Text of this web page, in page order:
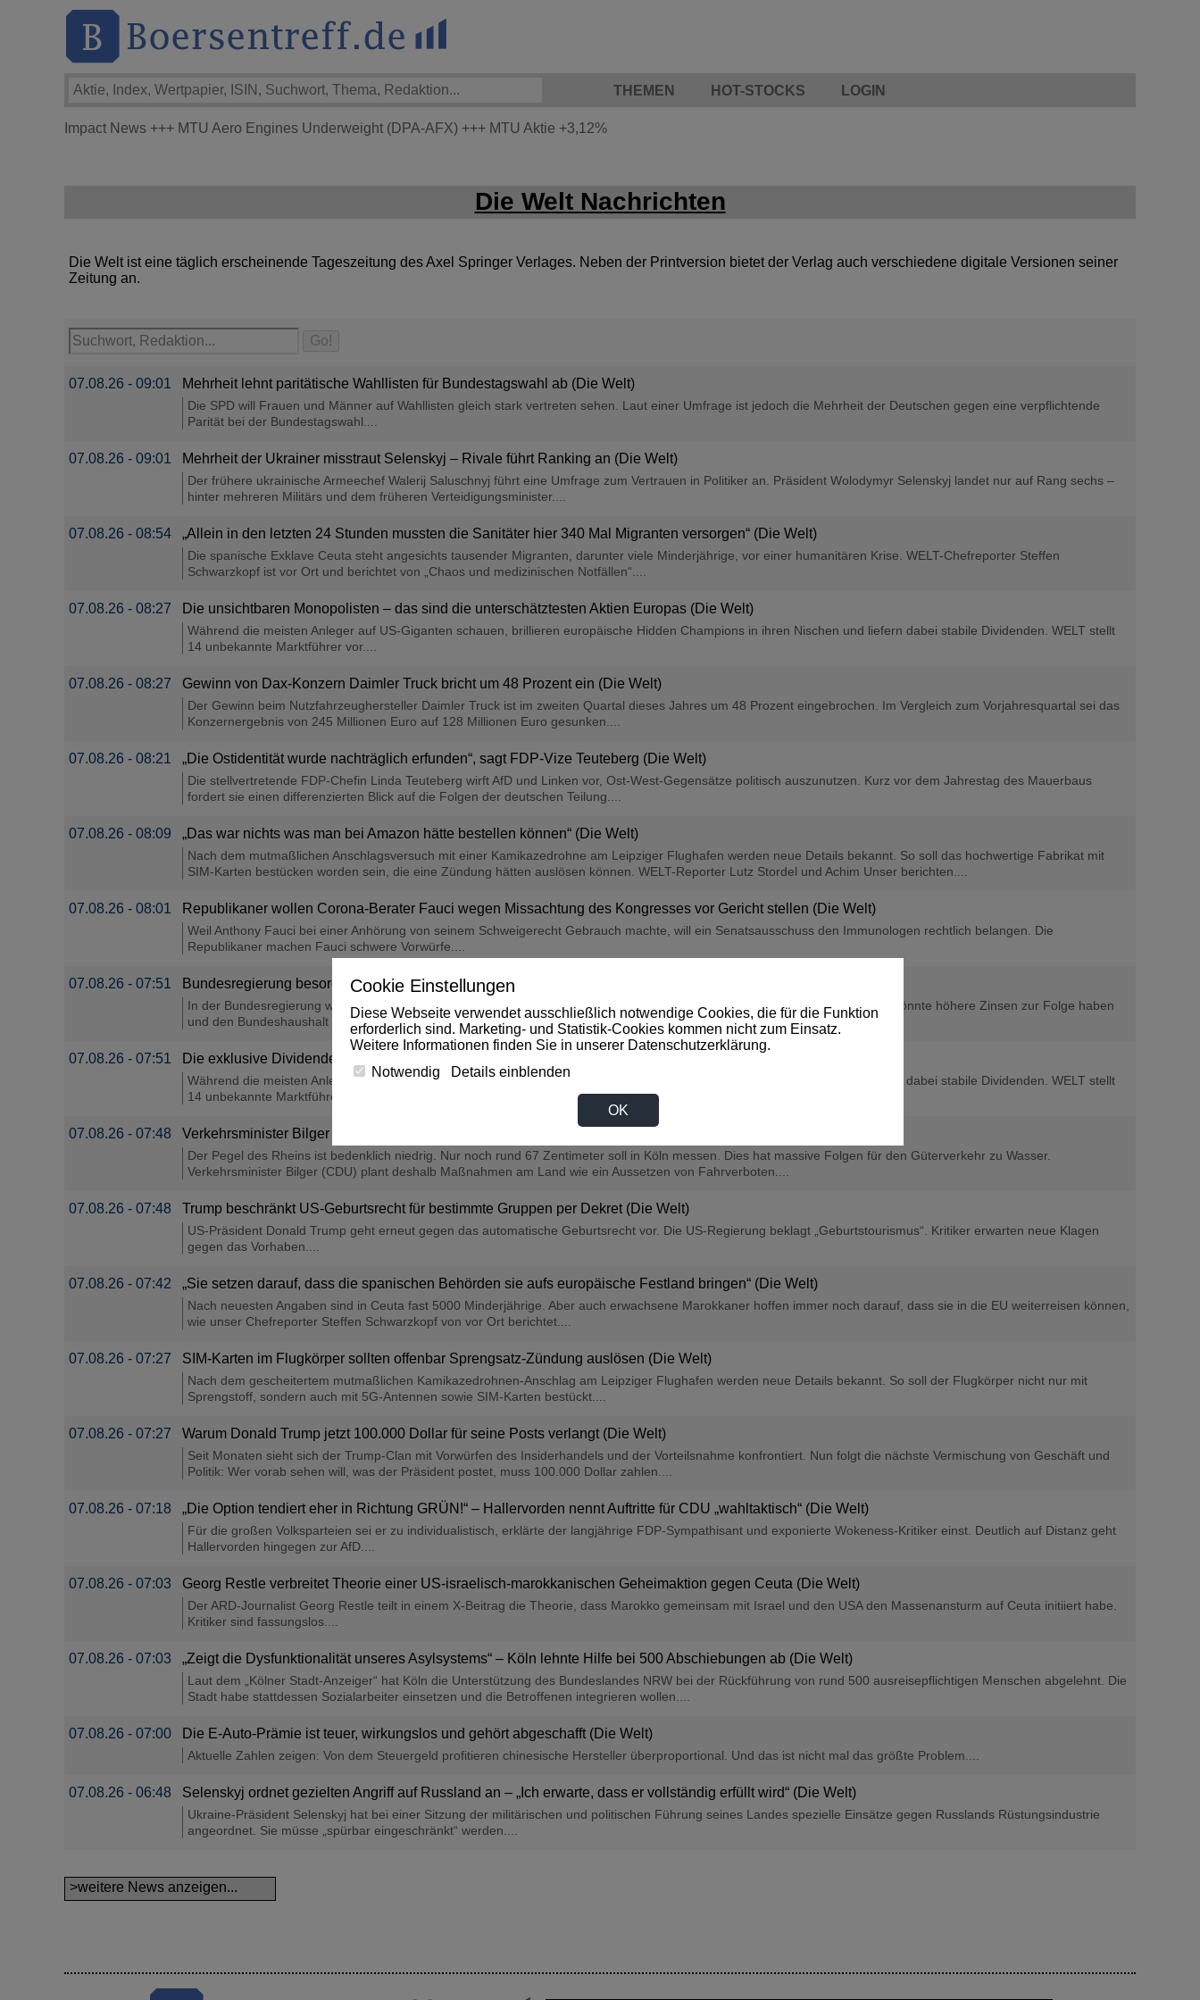
Cookie Einstellungen
Diese Webseite verwendet ausschließlich notwendige Cookies, die für die Funktion
erforderlich sind. Marketing- und Statistik-Cookies kommen nicht zum Einsatz.
Weitere Informationen finden Sie in unserer Datenschutzerklärung.
Notwendig
Details einblenden
OK
THEMEN HOT-STOCKS LOGIN
Impact News +++ MTU Aero Engines Underweight (DPA-AFX) +++ MTU Aktie +3,12%
Die Welt Nachrichten
Die Welt ist eine täglich erscheinende Tageszeitung des Axel Springer Verlages. Neben der Printversion bietet der Verlag auch verschiedene digitale Versionen seiner
Zeitung an.
07.08.26 - 09:01 Mehrheit lehnt paritätische Wahllisten für Bundestagswahl ab (Die Welt)
Die SPD will Frauen und Männer auf Wahllisten gleich stark vertreten sehen. Laut einer Umfrage ist jedoch die Mehrheit der Deutschen gegen eine verpflichtende
Parität bei der Bundestagswahl....
07.08.26 - 09:01 Mehrheit der Ukrainer misstraut Selenskyj – Rivale führt Ranking an (Die Welt)
Der frühere ukrainische Armeechef Walerij Saluschnyj führt eine Umfrage zum Vertrauen in Politiker an. Präsident Wolodymyr Selenskyj landet nur auf Rang sechs –
hinter mehreren Militärs und dem früheren Verteidigungsminister....
07.08.26 - 08:54 „Allein in den letzten 24 Stunden mussten die Sanitäter hier 340 Mal Migranten versorgen“ (Die Welt)
Die spanische Exklave Ceuta steht angesichts tausender Migranten, darunter viele Minderjährige, vor einer humanitären Krise. WELT-Chefreporter Steffen
Schwarzkopf ist vor Ort und berichtet von „Chaos und medizinischen Notfällen“....
07.08.26 - 08:27 Die unsichtbaren Monopolisten – das sind die unterschätztesten Aktien Europas (Die Welt)
Während die meisten Anleger auf US-Giganten schauen, brillieren europäische Hidden Champions in ihren Nischen und liefern dabei stabile Dividenden. WELT stellt
14 unbekannte Marktführer vor....
07.08.26 - 08:27 Gewinn von Dax-Konzern Daimler Truck bricht um 48 Prozent ein (Die Welt)
Der Gewinn beim Nutzfahrzeughersteller Daimler Truck ist im zweiten Quartal dieses Jahres um 48 Prozent eingebrochen. Im Vergleich zum Vorjahresquartal sei das
Konzernergebnis von 245 Millionen Euro auf 128 Millionen Euro gesunken....
07.08.26 - 08:21 „Die Ostidentität wurde nachträglich erfunden“, sagt FDP-Vize Teuteberg (Die Welt)
Die stellvertretende FDP-Chefin Linda Teuteberg wirft AfD und Linken vor, Ost-West-Gegensätze politisch auszunutzen. Kurz vor dem Jahrestag des Mauerbaus
fordert sie einen differenzierten Blick auf die Folgen der deutschen Teilung....
07.08.26 - 08:09 „Das war nichts was man bei Amazon hätte bestellen können“ (Die Welt)
Nach dem mutmaßlichen Anschlagsversuch mit einer Kamikazedrohne am Leipziger Flughafen werden neue Details bekannt. So soll das hochwertige Fabrikat mit
SIM-Karten bestücken worden sein, die eine Zündung hätten auslösen können. WELT-Reporter Lutz Stordel und Achim Unser berichten....
07.08.26 - 08:01 Republikaner wollen Corona-Berater Fauci wegen Missachtung des Kongresses vor Gericht stellen (Die Welt)
Weil Anthony Fauci bei einer Anhörung von seinem Schweigerecht Gebrauch machte, will ein Senatsausschuss den Immunologen rechtlich belangen. Die
Republikaner machen Fauci schwere Vorwürfe....
07.08.26 - 07:51 Bundesregierung besorgt über Deutschlands Kreditwürdigkeit (Die Welt)
In der Bundesregierung wächst laut „Handelsblatt“ die Sorge um Deutschlands Kreditwürdigkeit. Eine schlechtere Bewertung könnte höhere Zinsen zur Folge haben
und den Bundeshaushalt jährlich mit Milliarden belasten....
07.08.26 - 07:51 Die exklusive Dividenden-Liste – diese 14 Aktien sind heimliche Superstars (Die Welt)
Während die meisten Anleger auf US-Giganten schauen, brillieren europäische Hidden Champions in ihren Nischen und liefern dabei stabile Dividenden. WELT stellt
14 unbekannte Marktführer vor....
07.08.26 - 07:48 Verkehrsminister Bilger plant Hilfe-Maßnahmen (Die Welt)
Der Pegel des Rheins ist bedenklich niedrig. Nur noch rund 67 Zentimeter soll in Köln messen. Dies hat massive Folgen für den Güterverkehr zu Wasser.
Verkehrsminister Bilger (CDU) plant deshalb Maßnahmen am Land wie ein Aussetzen von Fahrverboten....
07.08.26 - 07:48 Trump beschränkt US-Geburtsrecht für bestimmte Gruppen per Dekret (Die Welt)
US-Präsident Donald Trump geht erneut gegen das automatische Geburtsrecht vor. Die US-Regierung beklagt „Geburtstourismus“. Kritiker erwarten neue Klagen
gegen das Vorhaben....
07.08.26 - 07:42 „Sie setzen darauf, dass die spanischen Behörden sie aufs europäische Festland bringen“ (Die Welt)
Nach neuesten Angaben sind in Ceuta fast 5000 Minderjährige. Aber auch erwachsene Marokkaner hoffen immer noch darauf, dass sie in die EU weiterreisen können,
wie unser Chefreporter Steffen Schwarzkopf von vor Ort berichtet....
07.08.26 - 07:27 SIM-Karten im Flugkörper sollten offenbar Sprengsatz-Zündung auslösen (Die Welt)
Nach dem gescheitertem mutmaßlichen Kamikazedrohnen-Anschlag am Leipziger Flughafen werden neue Details bekannt. So soll der Flugkörper nicht nur mit
Sprengstoff, sondern auch mit 5G-Antennen sowie SIM-Karten bestückt....
07.08.26 - 07:27 Warum Donald Trump jetzt 100.000 Dollar für seine Posts verlangt (Die Welt)
Seit Monaten sieht sich der Trump-Clan mit Vorwürfen des Insiderhandels und der Vorteilsnahme konfrontiert. Nun folgt die nächste Vermischung von Geschäft und
Politik: Wer vorab sehen will, was der Präsident postet, muss 100.000 Dollar zahlen....
07.08.26 - 07:18 „Die Option tendiert eher in Richtung GRÜN!“ – Hallervorden nennt Auftritte für CDU „wahltaktisch“ (Die Welt)
Für die großen Volksparteien sei er zu individualistisch, erklärte der langjährige FDP-Sympathisant und exponierte Wokeness-Kritiker einst. Deutlich auf Distanz geht
Hallervorden hingegen zur AfD....
07.08.26 - 07:03 Georg Restle verbreitet Theorie einer US-israelisch-marokkanischen Geheimaktion gegen Ceuta (Die Welt)
Der ARD-Journalist Georg Restle teilt in einem X-Beitrag die Theorie, dass Marokko gemeinsam mit Israel und den USA den Massenansturm auf Ceuta initiiert habe.
Kritiker sind fassungslos....
07.08.26 - 07:03 „Zeigt die Dysfunktionalität unseres Asylsystems“ – Köln lehnte Hilfe bei 500 Abschiebungen ab (Die Welt)
Laut dem „Kölner Stadt-Anzeiger“ hat Köln die Unterstützung des Bundeslandes NRW bei der Rückführung von rund 500 ausreisepflichtigen Menschen abgelehnt. Die
Stadt habe stattdessen Sozialarbeiter einsetzen und die Betroffenen integrieren wollen....
07.08.26 - 07:00 Die E-Auto-Prämie ist teuer, wirkungslos und gehört abgeschafft (Die Welt)
Aktuelle Zahlen zeigen: Von dem Steuergeld profitieren chinesische Hersteller überproportional. Und das ist nicht mal das größte Problem....
07.08.26 - 06:48 Selenskyj ordnet gezielten Angriff auf Russland an – „Ich erwarte, dass er vollständig erfüllt wird“ (Die Welt)
Ukraine-Präsident Selenskyj hat bei einer Sitzung der militärischen und politischen Führung seines Landes spezielle Einsätze gegen Russlands Rüstungsindustrie
angeordnet. Sie müsse „spürbar eingeschränkt“ werden....
>weitere News anzeigen...